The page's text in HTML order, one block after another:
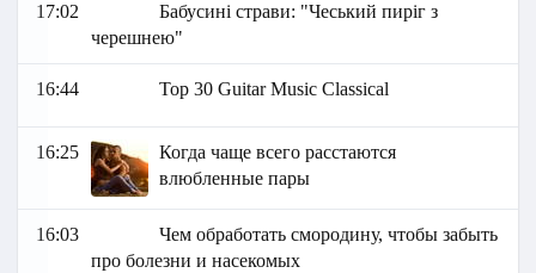
17:02
Бабусині страви: "Чеський пиріг з
черешнею"
16:44 Top 30 Guitar Music Classical
16:25
Когда чаще всего расстаются
влюбленные пары
16:03
Чем обработать смородину, чтобы забыть
про болезни и насекомых